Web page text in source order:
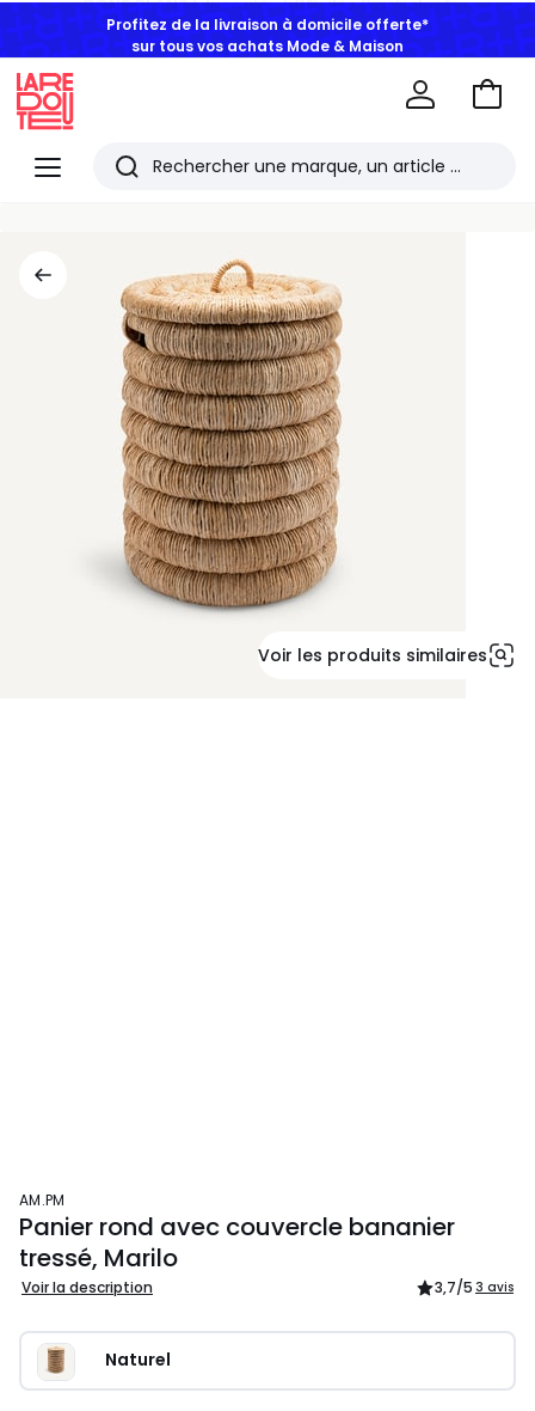
Profitez de la livraison à domicile offerte*
sur tous vos achats Mode & Maison
Menu
Redoute
Rechercher
articles
consultés
Aller
Voir les produits similaires
AM.PM
Panier rond avec couvercle bananier
tressé, Marilo
Voir la description 3,7/5 3 avis
Naturel